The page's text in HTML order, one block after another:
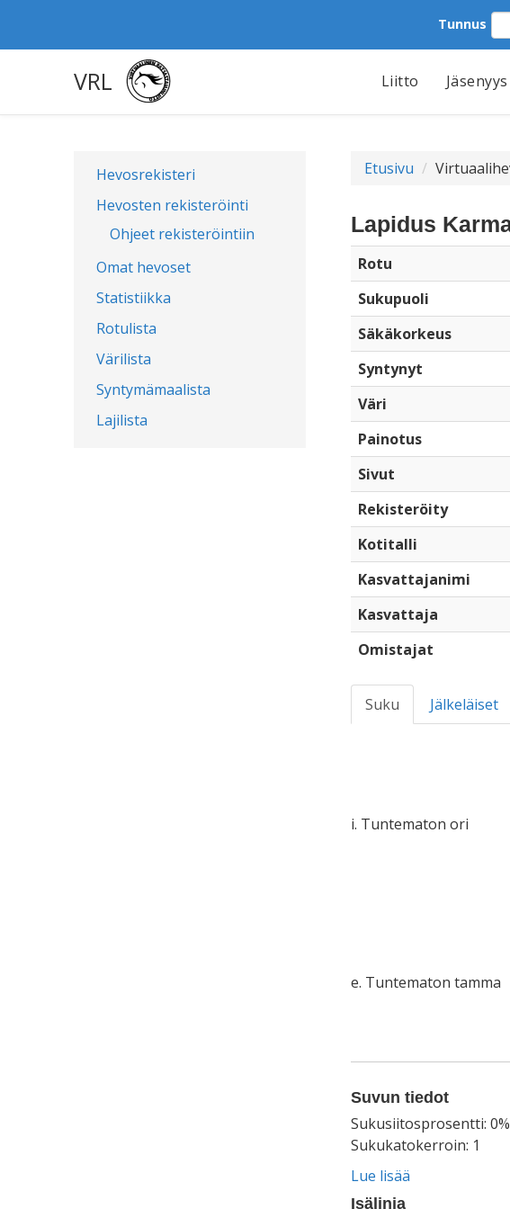
Tunnus
VRL Liitto Jäsenyys
Hevosrekisteri
Hevosten rekisteröinti
Ohjeet rekisteröintiin
Omat hevoset
Statistiikka
Rotulista
Värilista
Syntymämaalista
Lajilista
Etusivu
Lapidus
Rotu
Sukupuoli
Säkäkorkeus
Syntynyt
Väri
Painotus
Sivut
Rekisteröity
Kotitalli
Kasvattajanimi
Kasvattaja
Omistajat
Suku Jälkeläiset
i. Tuntematon ori
e. Tuntematon tamma
Suvun tiedot
Sukusiitosprosentti: 0%
Sukukatokerroin: 1
Lue lisää
Isälinja